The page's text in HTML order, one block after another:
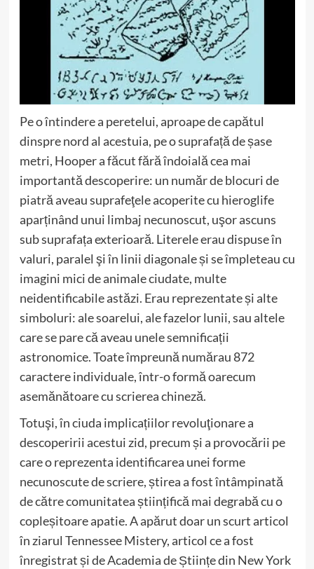
Pe o întindere a peretelui, aproape de capătul
dinspre nord al acestuia, pe o suprafață de șase
metri, Hooper a făcut fără îndoială cea mai
importantă descoperire: un număr de blocuri de
piatră aveau suprafeţele acoperite cu hieroglife
aparținând unui limbaj necunoscut, uşor ascuns
sub suprafața exterioară. Literele erau dispuse în
valuri, paralel şi în linii diagonale și se împleteau cu
imagini mici de animale ciudate, multe
neidentificabile astăzi. Erau reprezentate și alte
simboluri: ale soarelui, ale fazelor lunii, sau altele
care se pare că aveau unele semnificații
astronomice. Toate împreună numărau 872
caractere individuale, într-o formă oarecum
asemănătoare cu scrierea chineză.
Totuşi, în ciuda implicațiilor revoluţionare a
descoperirii acestui zid, precum și a provocării pe
care o reprezenta identificarea unei forme
necunoscute de scriere, știrea a fost întâmpinată
de către comunitatea științifică mai degrabă cu o
copleșitoare apatie. A apărut doar un scurt articol
în ziarul Tennessee Mistery, articol ce a fost
înregistrat și de Academia de Științe din New York